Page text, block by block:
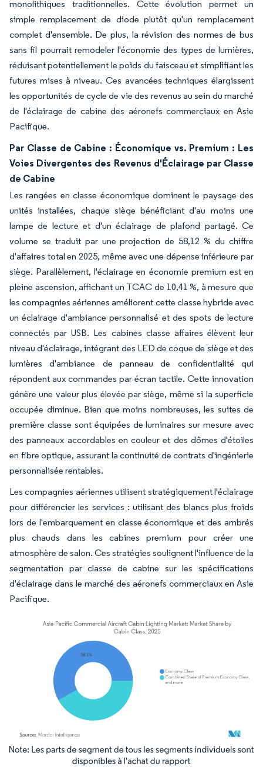
monolithiques traditionnelles. Cette évolution permet un
simple remplacement de diode plutôt qu'un remplacement
complet d'ensemble. De plus, la révision des normes de bus
sans fil pourrait remodeler l'économie des types de lumières,
réduisant potentiellement le poids du faisceau et simplifiant les
futures mises à niveau. Ces avancées techniques élargissent
les opportunités de cycle de vie des revenus au sein du marché
de l'éclairage de cabine des aéronefs commerciaux en Asie
Pacifique.
Par Classe de Cabine : Économique vs. Premium : Les
Voies Divergentes des Revenus d'Éclairage par Classe
de Cabine
Les rangées en classe économique dominent le paysage des
unités installées, chaque siège bénéficiant d'au moins une
lampe de lecture et d'un éclairage de plafond partagé. Ce
volume se traduit par une projection de 58,12 % du chiffre
d'affaires total en 2025, même avec une dépense inférieure par
siège. Parallèlement, l'éclairage en économie premium est en
pleine ascension, affichant un TCAC de 10,41 %, à mesure que
les compagnies aériennes améliorent cette classe hybride avec
un éclairage d'ambiance personnalisé et des spots de lecture
connectés par USB. Les cabines classe affaires élèvent leur
niveau d'éclairage, intégrant des LED de coque de siège et des
lumières d'ambiance de panneau de confidentialité qui
répondent aux commandes par écran tactile. Cette innovation
génère une valeur plus élevée par siège, même si la superficie
occupée diminue. Bien que moins nombreuses, les suites de
première classe sont équipées de luminaires sur mesure avec
des panneaux accordables en couleur et des dômes d'étoiles
en fibre optique, assurant la continuité de contrats d'ingénierie
personnalisée rentables.
Les compagnies aériennes utilisent stratégiquement l'éclairage
pour différencier les services : utilisant des blancs plus froids
lors de l'embarquement en classe économique et des ambrés
plus chauds dans les cabines premium pour créer une
atmosphère de salon. Ces stratégies soulignent l'influence de la
segmentation par classe de cabine sur les spécifications
d'éclairage dans le marché des aéronefs commerciaux en Asie
Pacifique.
Image © Mordor Intelligence. La réutilisation nécessite une attribution sous CC BY